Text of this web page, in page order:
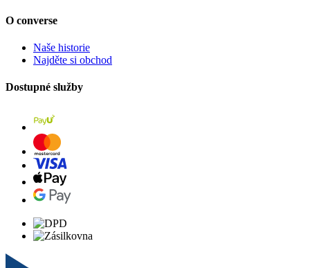
O converse
Naše historie
Najděte si obchod
Dostupné služby